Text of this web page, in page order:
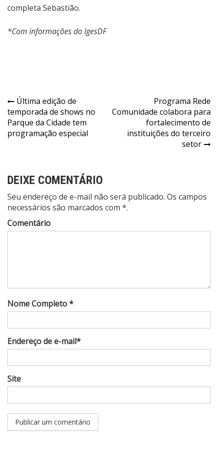
completa Sebastião.
*Com informações do IgesDF
Navegação
de
Post
Última edição de
temporada de shows no
Parque da Cidade tem
programação especial
Programa Rede
Comunidade colabora para
fortalecimento de
instituições do terceiro
setor
DEIXE COMENTÁRIO
Seu endereço de e-mail não será publicado. Os campos
necessários são marcados com *.
Comentário
Nome Completo *
Endereço de e-mail*
Site